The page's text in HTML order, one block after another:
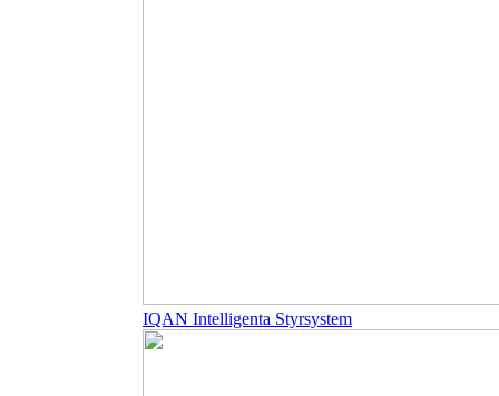
IQAN Intelligenta Styrsystem